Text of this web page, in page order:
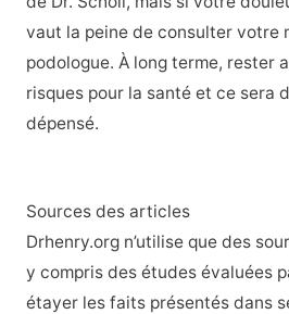
vaut la peine de consulter votre
podologue. À long terme, rester
risques pour la santé et ce sera
dépensé.
Sources des articles
Drhenry.org n’utilise que des
y compris des études évaluées
étayer les faits présentés dans